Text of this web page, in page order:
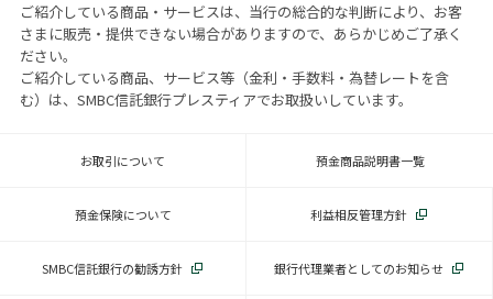
ご紹介している商品・サービスは、当行の総合的な判断により、お客
さまに販売・提供できない場合がありますので、あらかじめご了承く
ださい。
ご紹介している商品、サービス等（金利・手数料・為替レートを含
む）は、SMBC信託銀行プレスティアでお取扱いしています。
お取引について 預金商品説明書一覧
預金保険について 利益相反管理方針
SMBC信託銀行の勧誘方針 銀行代理業者としてのお知らせ